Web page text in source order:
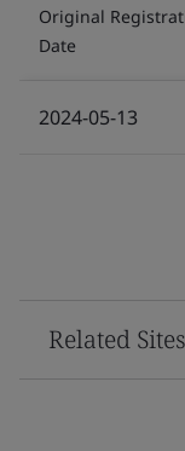
Original
Date
2024-05-13
Related Sites